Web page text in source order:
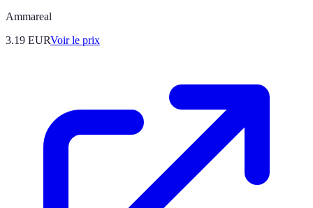
Ammareal
3.19 EURVoir le prix